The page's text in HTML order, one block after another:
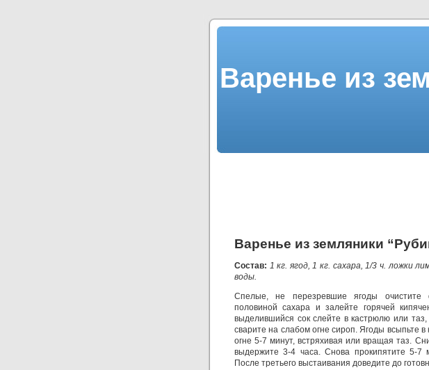
Варенье из
Варенье из земляники
Состав: 1 кг. ягод, 1 кг. сахара, 1/3 ч. ложки
воды.
Спелые, не перезревшие ягоды очистите
половиной сахара и залейте горячей
выделившийся сок слейте в кастрюлю или
сварите на слабом огне сироп. Ягоды всыпьте
огне 5-7 минут, встряхивая или вращая таз.
выдержите 3-4 часа. Снова прокипятите 5-7
После третьего выстаивания доведите до